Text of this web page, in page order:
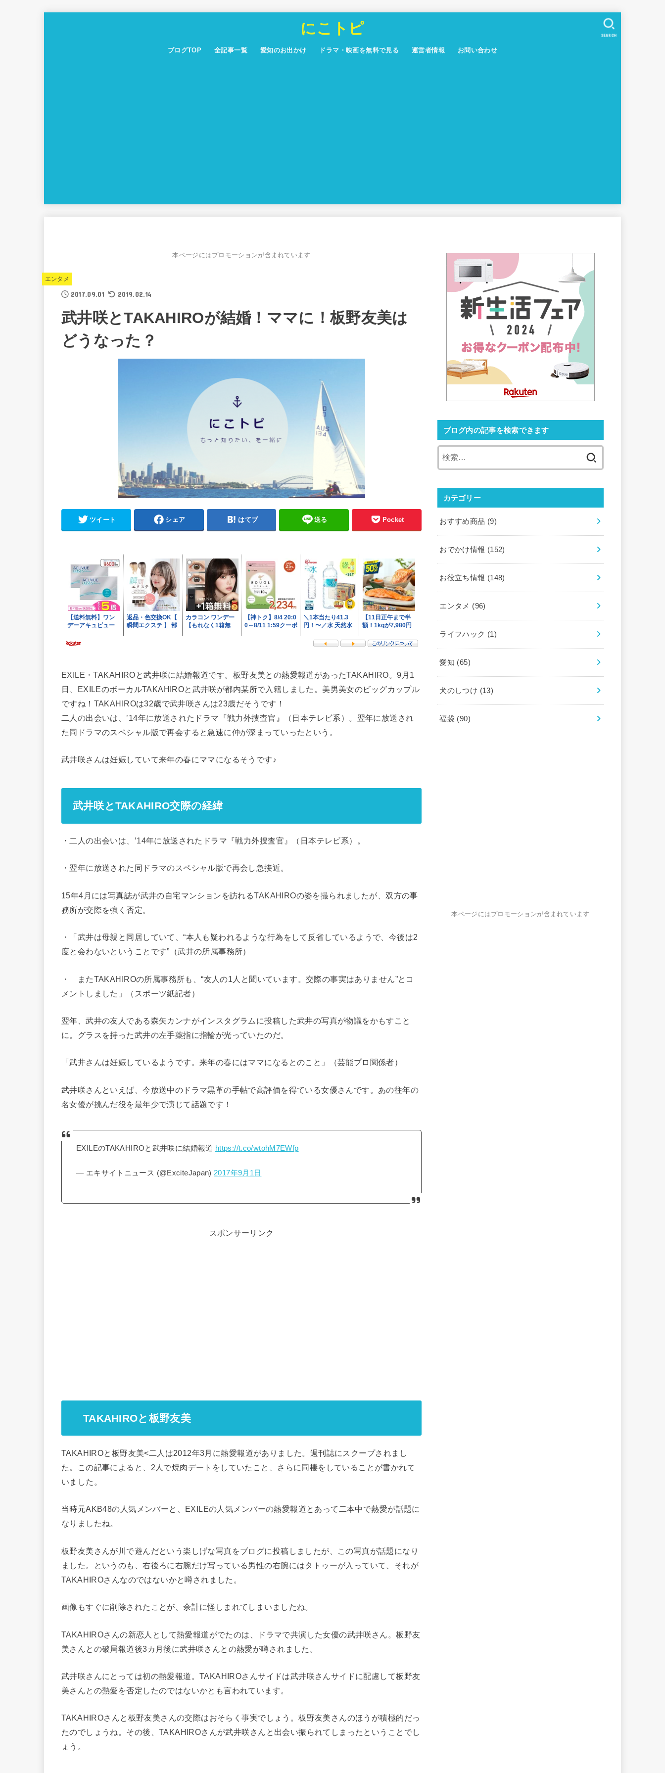
にこトピ
ブログTOP 全記事一覧 愛知のお出かけ ドラマ・映画を無料で見る 運営者情報 お問い合わせ
SEARCH
本ページにはプロモーションが含まれています
エンタメ
2017.09.01 2019.02.14
武井咲とTAKAHIROが結婚！ママに！板野友美は
どうなった？
ツイート シェア はてブ 送る Pocket
EXILE・TAKAHIROと武井咲に結婚報道です。板野友美との熱愛報道があったTAKAHIRO。9月1
日、EXILEのボーカルTAKAHIROと武井咲が都内某所で入籍しました。美男美女のビッグカップル
ですね！TAKAHIROは32歳で武井咲さんは23歳だそうです！
二人の出会いは、’14年に放送されたドラマ『戦力外捜査官』（日本テレビ系）。翌年に放送され
た同ドラマのスペシャル版で再会すると急速に仲が深まっていったという。
武井咲さんは妊娠していて来年の春にママになるそうです♪
武井咲とTAKAHIRO交際の経緯
・二人の出会いは、’14年に放送されたドラマ『戦力外捜査官』（日本テレビ系）。
・翌年に放送された同ドラマのスペシャル版で再会し急接近。
15年4月には写真誌が武井の自宅マンションを訪れるTAKAHIROの姿を撮られましたが、双方の事
務所が交際を強く否定。
・「武井は母親と同居していて、“本人も疑われるような行為をして反省しているようで、今後は2
度と会わないということです”（武井の所属事務所）
・ またTAKAHIROの所属事務所も、“友人の1人と聞いています。交際の事実はありません”とコ
メントしました」（スポーツ紙記者）
翌年、武井の友人である森矢カンナがインスタグラムに投稿した武井の写真が物議をかもすこと
に。グラスを持った武井の左手薬指に指輪が光っていたのだ。
「武井さんは妊娠しているようです。来年の春にはママになるとのこと」（芸能プロ関係者）
武井咲さんといえば、今放送中のドラマ黒革の手帖で高評価を得ている女優さんです。あの往年の
名女優が挑んだ役を最年少で演じて話題です！
EXILEのTAKAHIROと武井咲に結婚報道 https://t.co/wtohM7EWfp
— エキサイトニュース (@ExciteJapan) 2017年9月1日
スポンサーリンク
TAKAHIROと板野友美
TAKAHIROと板野友美<二人は2012年3月に熱愛報道がありました。週刊誌にスクープされまし
た。この記事によると、2人で焼肉デートをしていたこと、さらに同棲をしていることが書かれて
いました。
当時元AKB48の人気メンバーと、EXILEの人気メンバーの熱愛報道とあって二本中で熱愛が話題に
なりましたね。
板野友美さんが川で遊んだという楽しげな写真をブログに投稿しましたが、この写真が話題になり
ました。というのも、右後ろに右腕だけ写っている男性の右腕にはタトゥーが入っていて、それが
TAKAHIROさんなのではないかと噂されました。
画像もすぐに削除されたことが、余計に怪しまれてしまいましたね。
TAKAHIROさんの新恋人として熱愛報道がでたのは、ドラマで共演した女優の武井咲さん。板野友
美さんとの破局報道後3カ月後に武井咲さんとの熱愛が噂されました。
武井咲さんにとっては初の熱愛報道。TAKAHIROさんサイドは武井咲さんサイドに配慮して板野友
美さんとの熱愛を否定したのではないかとも言われています。
TAKAHIROさんと板野友美さんの交際はおそらく事実でしょう。板野友美さんのほうが積極的だっ
たのでしょうね。その後、TAKAHIROさんが武井咲さんと出会い振られてしまったということでし
ょう。
ブログ内の記事を検索できます
カテゴリー
おすすめ商品 (9)
おでかけ情報 (152)
お役立ち情報 (148)
エンタメ (96)
ライフハック (1)
愛知 (65)
犬のしつけ (13)
福袋 (90)
本ページにはプロモーションが含まれています